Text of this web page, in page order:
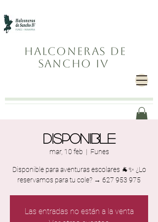
Halconeras de
Sancho IV
Disponible
mar, 10 feb
  |
Funes
Disponible para aventuras escolares 🐐✨ ¿Lo
reservamos para tu cole? → 627 953 975
Las entradas no están a la venta